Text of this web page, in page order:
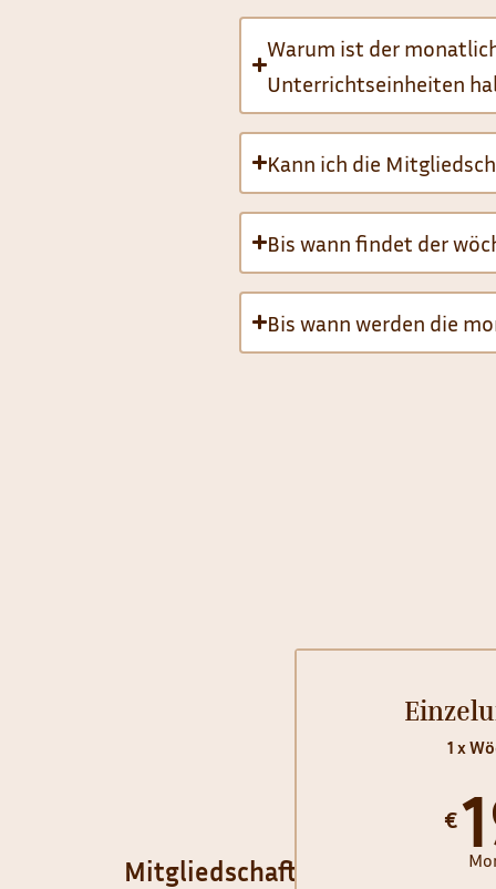
Warum ist der
Unterrichtseinheiten
Kann ich die
Bis wann findet der
Bis wann werden die
Mitgliedschaft*
1 x
€